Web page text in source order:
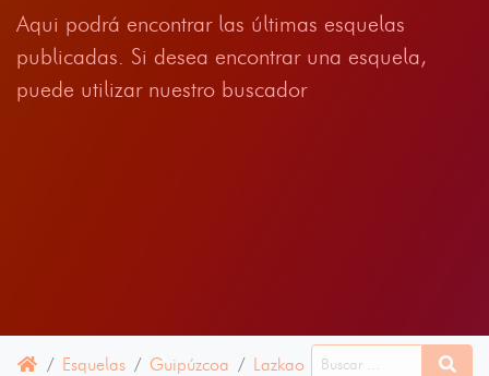
Aqui podrá encontrar las últimas esquelas
publicadas. Si desea encontrar una esquela,
puede utilizar nuestro buscador
Esquelas Guipúzcoa Lazkao 12 ABRIL 2025